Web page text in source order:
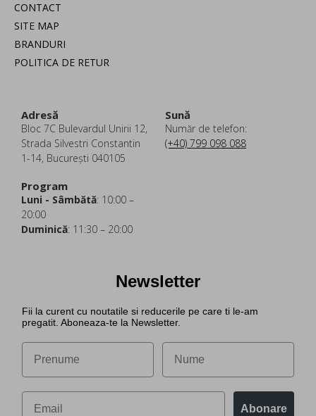
CONTACT
SITE MAP
BRANDURI
POLITICA DE RETUR
Adresă
Bloc 7C Bulevardul Unirii 12,
Strada Silvestri Constantin
1-14, București 040105
Sună
Număr de telefon:
(+40) 799 098 088
Program
Luni - Sâmbătă: 10:00 –
20:00
Duminică: 11:30 – 20:00
Newsletter
Fii la curent cu noutatile si reducerile pe care ti le-am
pregatit. Aboneaza-te la Newsletter.
Abonare